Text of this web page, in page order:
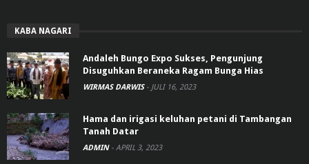
KABA NAGARI
Andaleh Bungo Expo Sukses, Pengunjung
Disuguhkan Beraneka Ragam Bunga Hias
WIRMAS DARWIS - JULI 16, 2023
Hama dan irigasi keluhan petani di Tambangan
Tanah Datar
ADMIN - APRIL 3, 2023